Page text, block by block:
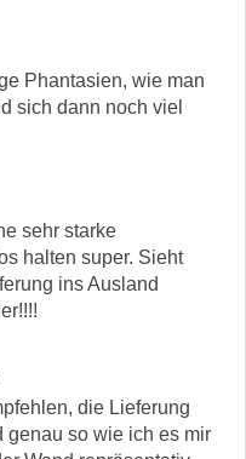
Phantasien, wie man
sich dann noch viel
sehr starke
halten super. Sieht
ins Ausland
die Lieferung
genau so wie ich es mir